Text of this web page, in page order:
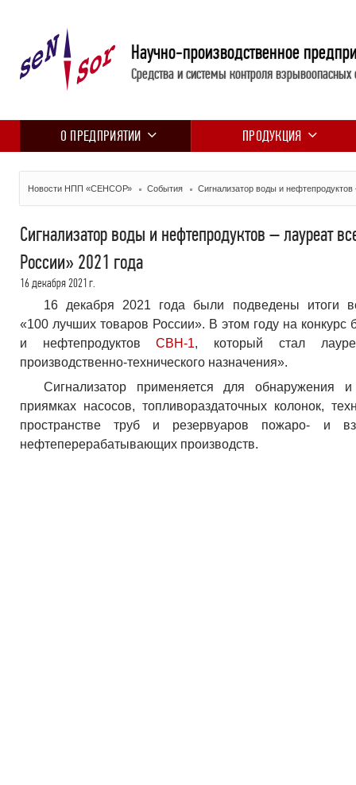
Научно-производственное
Средства и системы контроля взрывоопасных
О ПРЕДПРИЯТИИ ПРОДУКЦИЯ
Новости НПП «СЕНСОР» События Сигнализатор воды и
Сигнализатор воды и нефтепродуктов – лауреат
России» 2021 года
16 декабря 2021 г.
16 декабря 2021 года были подведены итоги
«100 лучших товаров России». В этом году на
и нефтепродуктовСВН-1, который стал
производственно-технического назначения».
Сигнализатор применяется для
приямках насосов, топливораздаточных колонок,
пространстве труб и резервуаров пожаро- и
нефтеперерабатывающих производств.